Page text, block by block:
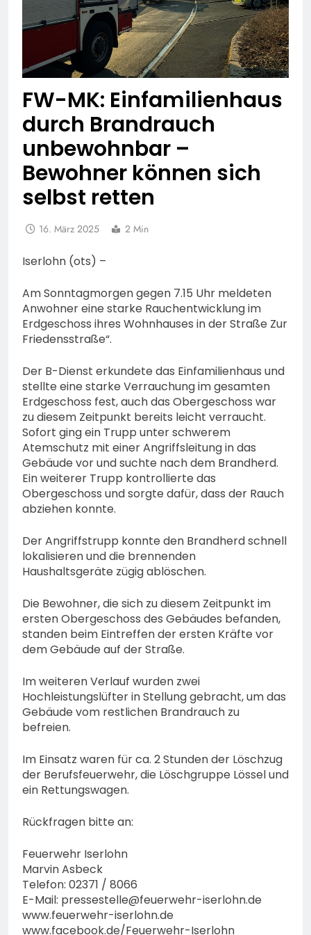
FW-MK: Einfamilienhaus
durch Brandrauch
unbewohnbar –
Bewohner können sich
selbst retten
16. März 2025 2 Min
Iserlohn (ots) –
Am Sonntagmorgen gegen 7.15 Uhr meldeten
Anwohner eine starke Rauchentwicklung im
Erdgeschoss ihres Wohnhauses in der Straße Zur
Friedensstraße“.
Der B-Dienst erkundete das Einfamilienhaus und
stellte eine starke Verrauchung im gesamten
Erdgeschoss fest, auch das Obergeschoss war
zu diesem Zeitpunkt bereits leicht verraucht.
Sofort ging ein Trupp unter schwerem
Atemschutz mit einer Angriffsleitung in das
Gebäude vor und suchte nach dem Brandherd.
Ein weiterer Trupp kontrollierte das
Obergeschoss und sorgte dafür, dass der Rauch
abziehen konnte.
Der Angriffstrupp konnte den Brandherd schnell
lokalisieren und die brennenden
Haushaltsgeräte zügig ablöschen.
Die Bewohner, die sich zu diesem Zeitpunkt im
ersten Obergeschoss des Gebäudes befanden,
standen beim Eintreffen der ersten Kräfte vor
dem Gebäude auf der Straße.
Im weiteren Verlauf wurden zwei
Hochleistungslüfter in Stellung gebracht, um das
Gebäude vom restlichen Brandrauch zu
befreien.
Im Einsatz waren für ca. 2 Stunden der Löschzug
der Berufsfeuerwehr, die Löschgruppe Lössel und
ein Rettungswagen.
Rückfragen bitte an:
Feuerwehr Iserlohn
Marvin Asbeck
Telefon: 02371 / 8066
E-Mail: pressestelle@feuerwehr-iserlohn.de
www.feuerwehr-iserlohn.de
www.facebook.de/Feuerwehr-Iserlohn